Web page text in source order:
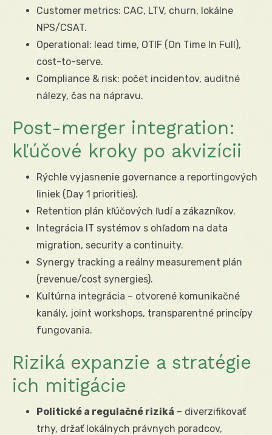
Customer metrics: CAC, LTV, churn, lokálne
NPS/CSAT.
Operational: lead time, OTIF (On Time In Full),
cost-to-serve.
Compliance & risk: počet incidentov, auditné
nálezy, čas na nápravu.
Post-merger integration:
kľúčové kroky po akvizícii
Rýchle vyjasnenie governance a reportingových
liniek (Day 1 priorities).
Retention plán kľúčových ľudí a zákazníkov.
Integrácia IT systémov s ohľadom na data
migration, security a continuity.
Synergy tracking a reálny measurement plán
(revenue/cost synergies).
Kultúrna integrácia – otvorené komunikačné
kanály, joint workshops, transparentné princípy
fungovania.
Riziká expanzie a stratégie
ich mitigácie
Politické a regulačné riziká – diverzifikovať
trhy, držať lokálnych právnych poradcov,